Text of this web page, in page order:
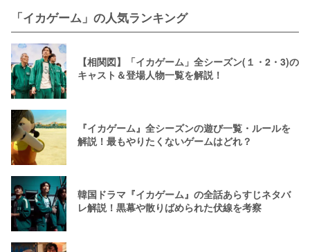
「イカゲーム」の人気ランキング
【相関図】「イカゲーム」全シーズン(１・2・3)の
キャスト＆登場人物一覧を解説！
『イカゲーム』全シーズンの遊び一覧・ルールを
解説！最もやりたくないゲームはどれ？
韓国ドラマ『イカゲーム』の全話あらすじネタバ
レ解説！黒幕や散りばめられた伏線を考察